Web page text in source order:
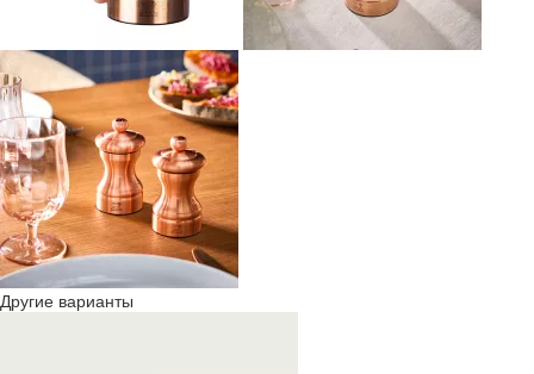
Другие варианты